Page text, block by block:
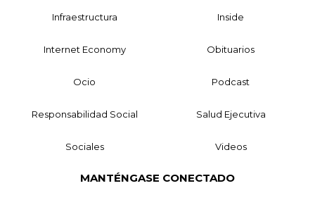
Infraestructura Inside
Internet Economy Obituarios
Ocio Podcast
Responsabilidad Social Salud Ejecutiva
Sociales Videos
MANTÉNGASE CONECTADO